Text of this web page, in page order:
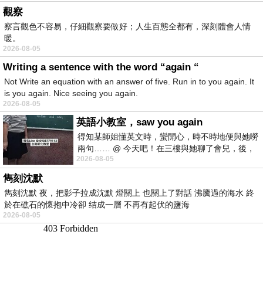
觀察
察言觀色不容易，仔細觀察要做好；人生百態全都有，深刻體會人情
暖。
2026-08-05
Writing a sentence with the word “again “
Not Write an equation with an answer of five. Run in to you again. It
is you again. Nice seeing you again.
2026-08-05
英語小教室，saw you again
得知某師姐懂英文時，蠻開心，時不時地便與她嘮
兩句…… @ 今天吧！在三樓與她聊了會兒，後，
下二樓居然又撞到她，於是
2026-08-05
雋刻沈默
雋刻沈默 夜，把影子拉成沈默 燈關上 也關上了對話 沸騰過的海水 終
於在礁石的懷抱中冷卻 结成一層 不再有起伏的鹽海
2026-08-05